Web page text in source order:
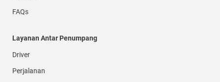
FAQs
Layanan Antar Penumpang
Driver
Perjalanan